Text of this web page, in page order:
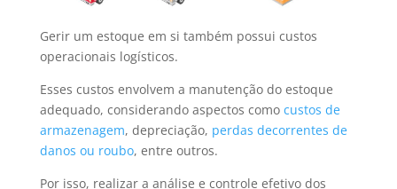
Gerir um estoque em si também possui custos
operacionais logísticos.
Esses custos envolvem a manutenção do estoque
adequado, considerando aspectos como custos de
armazenagem, depreciação, perdas decorrentes de
danos ou roubo, entre outros.
Por isso, realizar a análise e controle efetivo dos